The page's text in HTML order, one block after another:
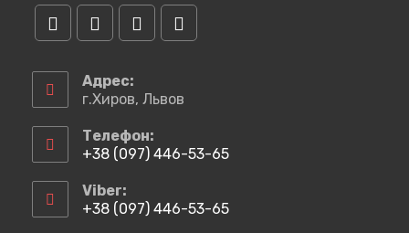
новой
вкладке
новой
вкладке
новой
вкладкевкладке
Адрес:
г.Хиров, Львов
Телефон:
+38 (097) 446-53-65
в
вашем
Viber:
+38 (097) 446-53-65